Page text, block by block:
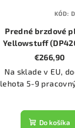
Predné brzdové
Yellowstuff
€266,90
Na sklade v EU,
lehota 5-9
Do košíka
KÓD: